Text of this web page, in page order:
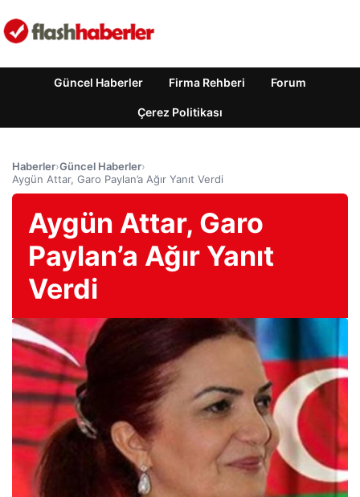
Güncel Haberler Firma Rehberi Forum
Çerez Politikası
Haberler›Güncel Haberler›
Aygün Attar, Garo Paylan’a Ağır Yanıt Verdi
Aygün Attar, Garo
Paylan’a Ağır Yanıt
Verdi